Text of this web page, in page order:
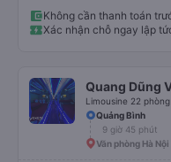
Không cần thanh toán
Xác nhận chỗ ngay lập
Quang Dũng
Limousine 22
Quảng Bình
9 giờ 45 phút
Văn phòng Hà